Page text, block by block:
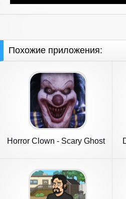
Похожие приложения:
Horror Clown - Scary Ghost